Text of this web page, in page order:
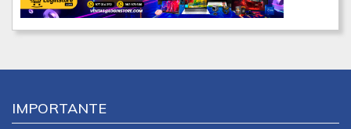
IMPORTANTE